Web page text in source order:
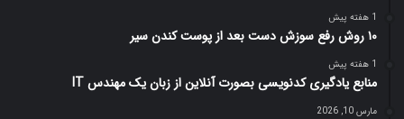
1 هفته پیش
۱۰ روش رفع سوزش دست بعد از پوست کندن سیر
1 هفته پیش
منابع یادگیری کدنویسی بصورت آنلاین از زبان یک مهندس IT
مارس 10, 2026